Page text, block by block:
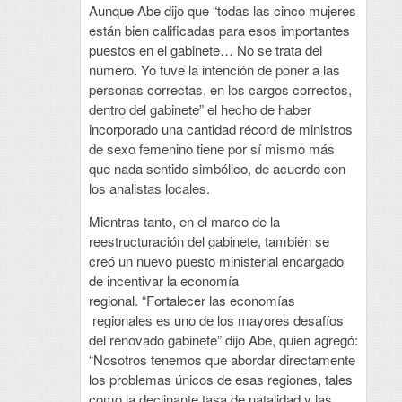
Aunque Abe dijo que “todas las cinco mujeres
están bien calificadas para esos importantes
puestos en el gabinete… No se trata del
número. Yo tuve la intención de poner a las
personas correctas, en los cargos correctos,
dentro del gabinete” el hecho de haber
incorporado una cantidad récord de ministros
de sexo femenino tiene por sí mismo más
que nada sentido simbólico, de acuerdo con
los analistas locales.
Mientras tanto, en el marco de la
reestructuración del gabinete, también se
creó un nuevo puesto ministerial encargado
de incentivar la economía
regional. “Fortalecer las economías
regionales es uno de los mayores desafíos
del renovado gabinete” dijo Abe, quien agregó:
“Nosotros tenemos que abordar directamente
los problemas únicos de esas regiones, tales